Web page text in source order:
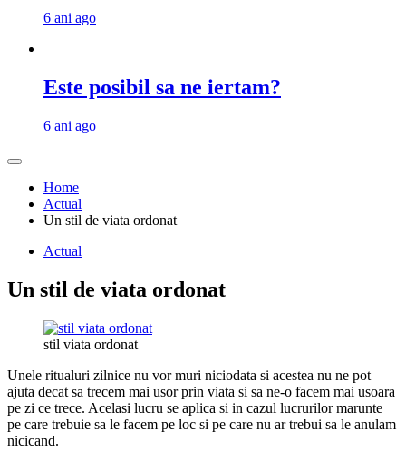
6 ani ago
Este posibil sa ne iertam?
6 ani ago
Home
Actual
Un stil de viata ordonat
Actual
Un stil de viata ordonat
stil viata ordonat
Unele ritualuri zilnice nu vor muri niciodata si acestea nu ne pot
ajuta decat sa trecem mai usor prin viata si sa ne-o facem mai usoara
pe zi ce trece. Acelasi lucru se aplica si in cazul lucrurilor marunte
pe care trebuie sa le facem pe loc si pe care nu ar trebui sa le anulam
nicicand.